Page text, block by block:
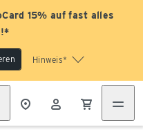
15% auf fast alles
Hinweis*